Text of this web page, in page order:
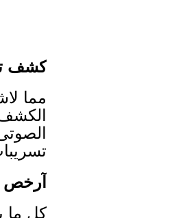
كشف
مما
آرخص
كل ما